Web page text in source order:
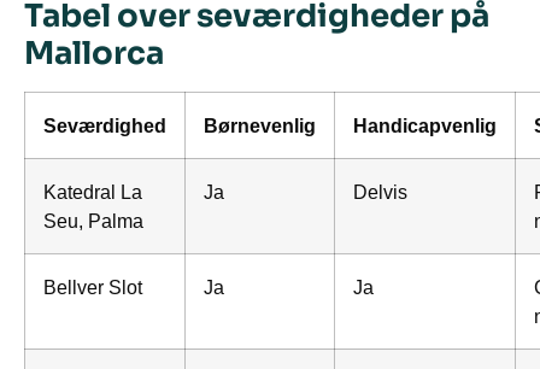
Tabel over seværdigheder på
Mallorca
Seværdighed Børnevenlig Handicapvenlig
Katedral La
Seu, Palma
Ja Delvis
Bellver Slot Ja Ja